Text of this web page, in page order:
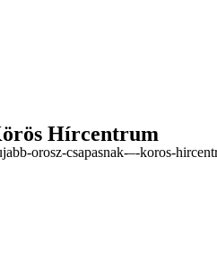
Hírcentrum